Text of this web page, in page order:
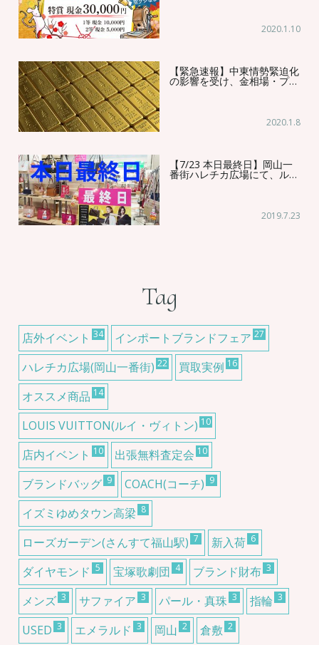
2020.1.10
【緊急速報】中東情勢緊迫化
の影響を受け、金相場・プ…
2020.1.8
【7/23 本日最終日】岡山一
番街ハレチカ広場にて、ル…
2019.7.23
Tag
店外イベント 34 インポートブランドフェア 27
ハレチカ広場(岡山一番街) 22 買取実例 16
オススメ商品 14
LOUIS VUITTON(ルイ・ヴィトン) 10
店内イベント 10 出張無料査定会 10
ブランドバッグ 9 COACH(コーチ) 9
イズミゆめタウン高梁 8
ローズガーデン(さんすて福山駅) 7 新入荷 6
ダイヤモンド 5 宝塚歌劇団 4 ブランド財布 3
メンズ 3 サファイア 3 パール・真珠 3 指輪 3
USED 3 エメラルド 3 岡山 2 倉敷 2